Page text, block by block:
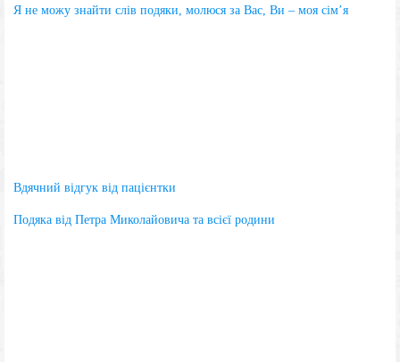
Я не можу знайти слів подяки, молюся за Вас, Ви – моя сім’я
Вдячний відгук від пацієнтки
Подяка від Петра Миколайовича та всієї родини